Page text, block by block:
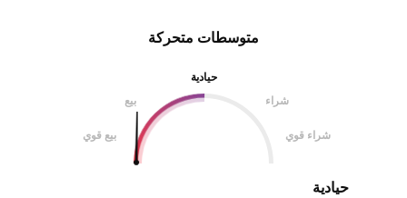
متوسطات متحركة
حيادية
بيع
شراء
بيع قوي شراء قوي
حيادية